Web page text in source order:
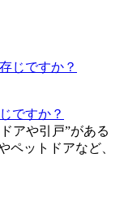
ですか？
アや引戸”がある
ペットドアなど、